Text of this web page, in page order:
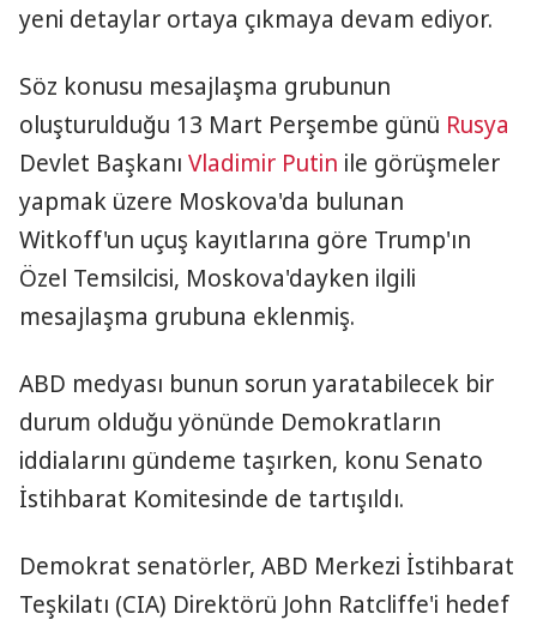
yeni detaylar ortaya çıkmaya devam ediyor.
Söz konusu mesajlaşma grubunun
oluşturulduğu 13 Mart Perşembe günü Rusya
Devlet Başkanı Vladimir Putin ile görüşmeler
yapmak üzere Moskova'da bulunan
Witkoff'un uçuş kayıtlarına göre Trump'ın
Özel Temsilcisi, Moskova'dayken ilgili
mesajlaşma grubuna eklenmiş.
ABD medyası bunun sorun yaratabilecek bir
durum olduğu yönünde Demokratların
iddialarını gündeme taşırken, konu Senato
İstihbarat Komitesinde de tartışıldı.
Demokrat senatörler, ABD Merkezi İstihbarat
Teşkilatı (CIA) Direktörü John Ratcliffe'i hedef